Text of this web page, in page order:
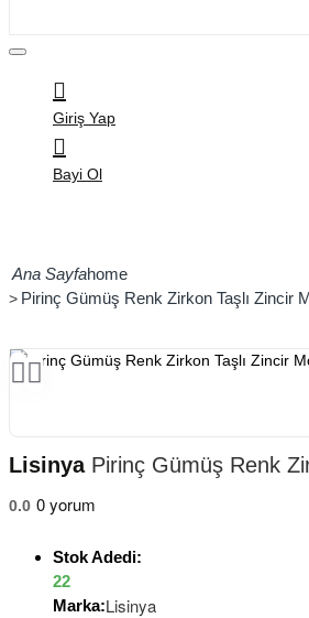
Giriş Yap
Bayi Ol
home
Pirinç Gümüş Renk Zirkon Taşlı Zincir
LisinyaPirinç Gümüş Renk
0.0 0 yorum
Stok Adedi:
22
Marka:Lisinya